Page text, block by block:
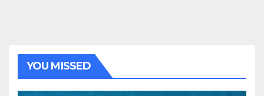
YOU MISSED